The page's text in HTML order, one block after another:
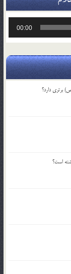
00:00
برتری دارد؟
است؟